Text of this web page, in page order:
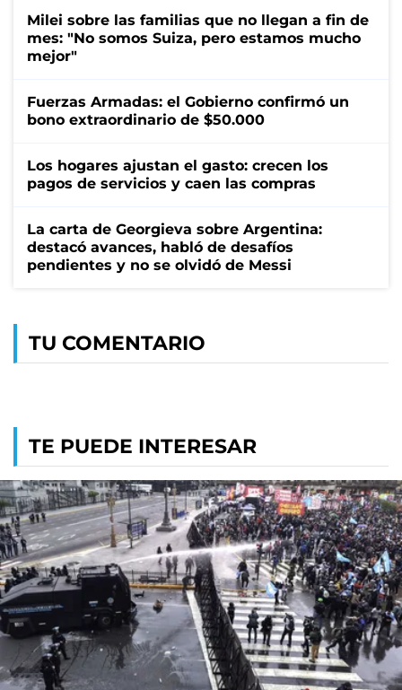
Milei sobre las familias que no llegan a fin de
mes: "No somos Suiza, pero estamos mucho
mejor"
Fuerzas Armadas: el Gobierno confirmó un
bono extraordinario de $50.000
Los hogares ajustan el gasto: crecen los
pagos de servicios y caen las compras
La carta de Georgieva sobre Argentina:
destacó avances, habló de desafíos
pendientes y no se olvidó de Messi
TU COMENTARIO
TE PUEDE INTERESAR